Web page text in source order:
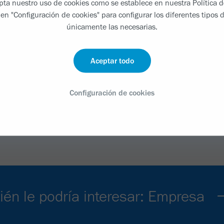
nuestro uso de cookies como se establece en nuestra Política
"Configuración de cookies" para configurar los diferentes tipos
únicamente las necesarias.
Aceptar todo
Configuración de cookies
con la ciencia e innovación, con la inclusión y
nuestros valores y elementos organizacionales.
de nuestro día a día en un ecosistema
el desarrollo individual, garantizando un apoyo
beneficios para promover el bienestar y un
le podría interesar: Empresa